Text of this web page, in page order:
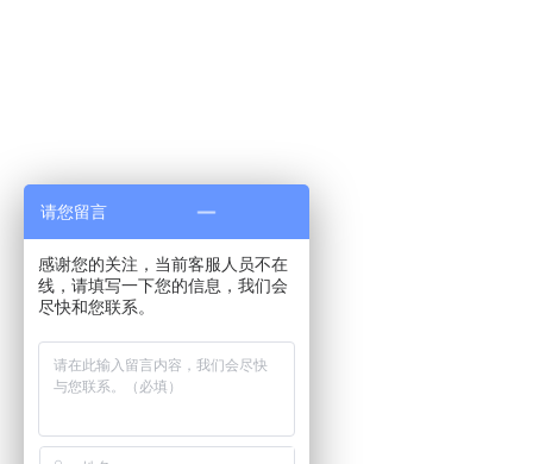
请您留言
感谢您的关注，当前客服人员不在
线，请填写一下您的信息，我们会
尽快和您联系。